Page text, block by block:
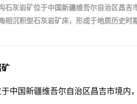
石灰岩矿位于中国新疆维吾尔自治区昌
相沉积型石灰岩矿床，形成于地质历史
矿
中国新疆维吾尔自治区昌吉市境内